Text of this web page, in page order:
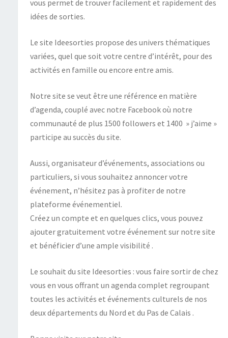
vous permet de trouver facilement et rapidement des
idées de sorties.
Le site Ideesorties propose des univers thématiques
variées, quel que soit votre centre d’intérêt, pour des
activités en famille ou encore entre amis.
Notre site se veut être une référence en matière
d’agenda, couplé avec notre Facebook où notre
communauté de plus 1500 followers et 1400 » j’aime »
participe au succès du site.
Aussi, organisateur d’événements, associations ou
particuliers, si vous souhaitez annoncer votre
événement, n’hésitez pas à profiter de notre
plateforme événementiel.
Créez un compte et en quelques clics, vous pouvez
ajouter gratuitement votre événement sur notre site
et bénéficier d’une ample visibilité .
Le souhait du site Ideesorties : vous faire sortir de chez
vous en vous offrant un agenda complet regroupant
toutes les activités et événements culturels de nos
deux départements du Nord et du Pas de Calais .